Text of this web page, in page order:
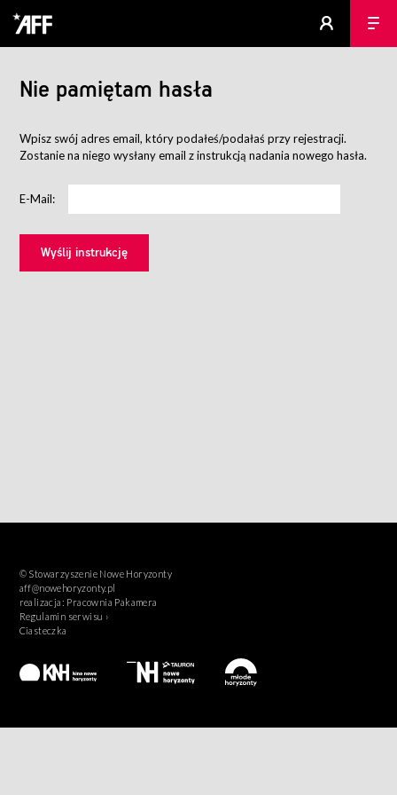
Nie pamiętam hasła
Wpisz swój adres email, który podałeś/podałaś przy rejestracji.
Zostanie na niego wysłany email z instrukcją nadania nowego hasła.
E-Mail:
© Stowarzyszenie Nowe Horyzonty
aff@nowehoryzonty.pl
realizacja: Pracownia Pakamera
Regulamin serwisu ›
Ciasteczka